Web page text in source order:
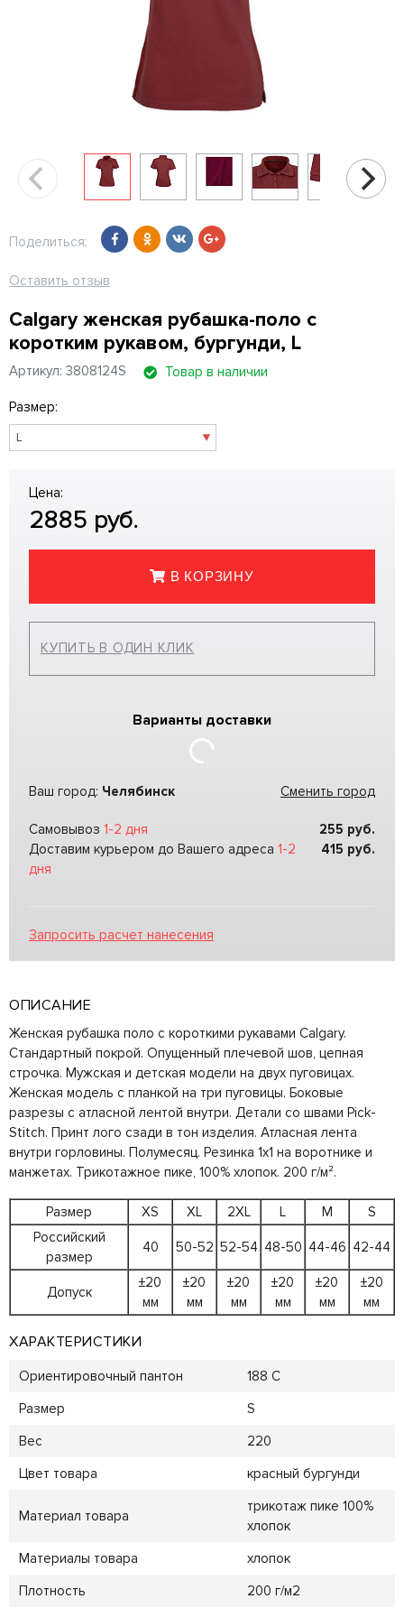
Поделиться:
Оставить отзыв
Calgary женская рубашка-поло с
коротким рукавом, бургунди, L
Артикул: 3808124S Товар в наличии
Размер:
Цена:
2885 руб.
В КОРЗИНУ
КУПИТЬ В ОДИН КЛИК
Варианты доставки
Ваш город: Челябинск Сменить город
Самовывоз 1-2 дня 255 руб.
Доставим курьером до Вашего адреса 1-2
дня
415 руб.
Запросить расчет нанесения
ОПИСАНИЕ
Женская рубашка поло с короткими рукавами Calgary.
Стандартный покрой. Опущенный плечевой шов, цепная
строчка. Мужская и детская модели на двух пуговицах.
Женская модель с планкой на три пуговицы. Боковые
разрезы с атласной лентой внутри. Детали со швами Pick-
Stitch. Принт лого сзади в тон изделия. Атласная лента
внутри горловины. Полумесяц. Резинка 1х1 на воротнике и
манжетах. Трикотажное пике, 100% хлопок. 200 г/м².
Размер XS XL 2XL L M
S
Российский
размер
40 50-52 52-54 48-50 44-46 42-44
Допуск
±20
мм
±20
мм
±20
мм
±20
мм
±20
мм
±20
мм
ХАРАКТЕРИСТИКИ
Ориентировочный пантон
188 C
Размер
S
Вес
220
Цвет товара
красный бургунди
Материал товара
трикотаж пике 100%
хлопок
Материалы товара
хлопок
Плотность
200 г/м2